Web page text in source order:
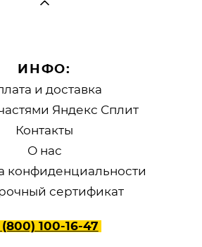
ИНФО:
и доставка
Яндекс Сплит
Контакты
О нас
конфиденциальности
сертификат
(800) 100-16-47